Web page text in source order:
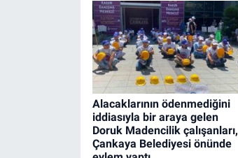
Alacaklarının ödenmediğini
iddiasıyla bir araya gelen
Doruk Madencilik çalışanları,
Çankaya Belediyesi önünde